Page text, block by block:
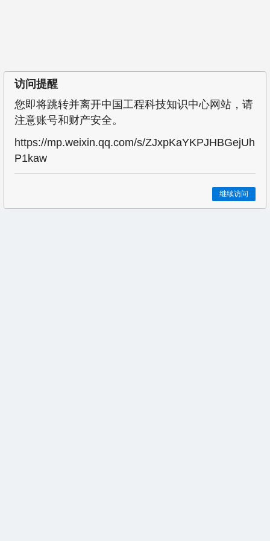
访问提醒
您即将跳转并离开中国工程科技知识中心网站，请
注意账号和财产安全。
https://mp.weixin.qq.com/s/ZJxpKaYKPJHBGejUh
P1kaw
继续访问